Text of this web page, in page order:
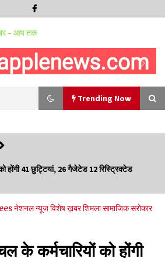
Trending Now
बस सड़क हादसा, 3 की मौत कई गंभीर घायल, बैरागढ़ से चंबा आ
बस शर्मा कोच
2026
08/2026
होंगी 41 छुट्टियां, 26 गैजेटेड 12 रिस्ट्रिक्टेड
नेशनल न्यूजविशेष ख़बरशिमलासामाजिक सरोकार
के कर्मचारियों को होंगी